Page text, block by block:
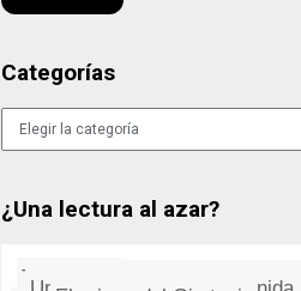
Categorías
Categorías
¿Una lectura al azar?
Y la piraterí­a de juegos se...
La proverbial productividad es...
La muerte es el misterio
Una erección para la eternida...